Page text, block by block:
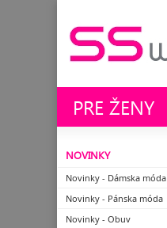
PRE ŽENY
NOVINKY
Novinky - Dámska móda
Novinky - Pánska móda
Novinky - Obuv